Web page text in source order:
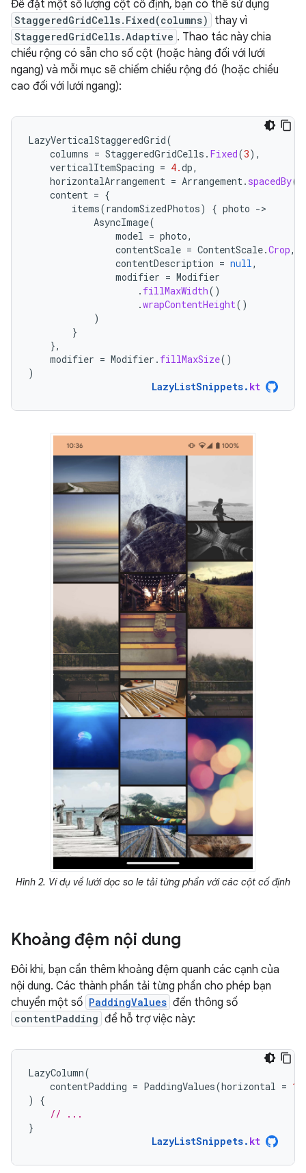
Để đặt một số lượng cột cố định, bạn có thể sử dụng
StaggeredGridCells.Fixed(columns) thay vì
StaggeredGridCells.Adaptive . Thao tác này chia
chiều rộng có sẵn cho số cột (hoặc hàng đối với lưới
ngang) và mỗi mục sẽ chiếm chiều rộng đó (hoặc chiều
cao đối với lưới ngang):
LazyVerticalStaggeredGrid(
columns = StaggeredGridCells . Fixed(3),
verticalItemSpacing = 4.dp,
horizontalArrangement = Arrangement. spacedBy(
content = {
items(randomSizedPhotos) { photo -
AsyncImage(
model = photo,
contentScale = ContentScale.Crop,
contentDescription = null,
modifier = Modifier
. fillMaxWidth()
.wrapContentHeight()
)
}
},
modifier = Modifier . fillMaxSize()
)
LazyListSnippets. kt
Hình 2. Ví dụ về lưới dọc so le tải từng phần với các cột cố định
Khoảng đệm nội dung
Đôi khi, bạn cần thêm khoảng đệm quanh các cạnh của
nội dung. Các thành phần tải từng phần cho phép bạn
chuyển một số PaddingValues đến thông số
contentPadding để hỗ trợ việc này:
LazyColumn(
contentPadding = PaddingValues(horizontal =
)
{
// ...
}
LazyListSnippets. kt